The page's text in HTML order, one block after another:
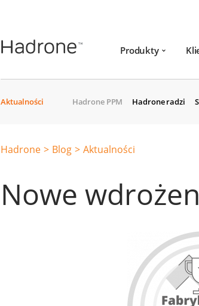
Produkty
Aktualności Hadrone PPM Hadrone radzi
Hadrone Blog Aktualności
Nowe